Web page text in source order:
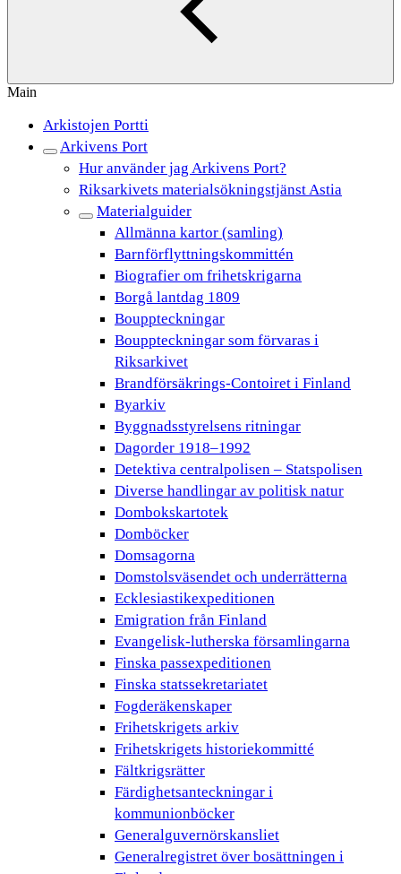
Main
Arkistojen Portti
Arkivens Port
Hur använder jag Arkivens Port?
Riksarkivets materialsökningstjänst Astia
Materialguider
Allmänna kartor (samling)
Barnförflyttningskommittén
Biografier om frihetskrigarna
Borgå lantdag 1809
Bouppteckningar
Bouppteckningar som förvaras i
Riksarkivet
Brandförsäkrings-Contoiret i Finland
Byarkiv
Byggnadsstyrelsens ritningar
Dagorder 1918–1992
Detektiva centralpolisen – Statspolisen
Diverse handlingar av politisk natur
Dombokskartotek
Domböcker
Domsagorna
Domstolsväsendet och underrätterna
Ecklesiastikexpeditionen
Emigration från Finland
Evangelisk-lutherska församlingarna
Finska passexpeditionen
Finska statssekretariatet
Fogderäkenskaper
Frihetskrigets arkiv
Frihetskrigets historiekommitté
Fältkrigsrätter
Färdighetsanteckningar i
kommunionböcker
Generalguvernörskansliet
Generalregistret över bosättningen i